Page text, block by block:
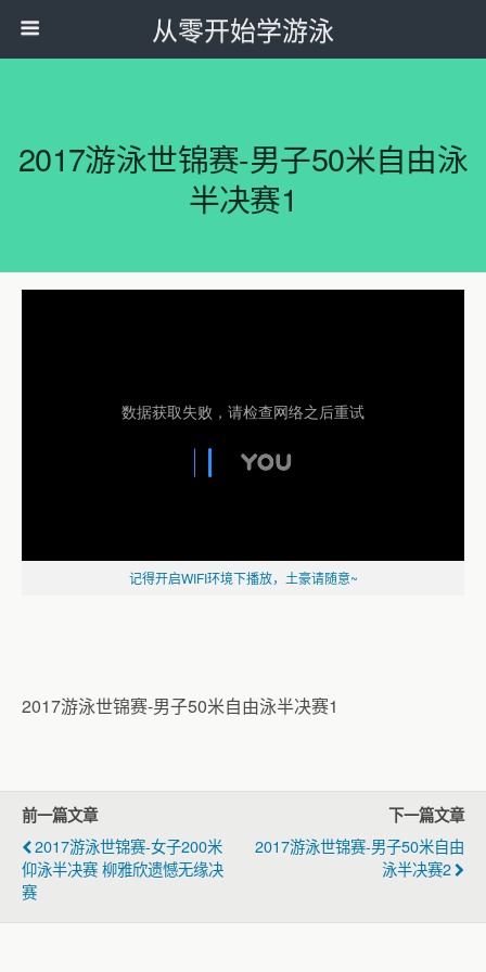
从零开始学游泳
2017游泳世锦赛-男子50米自由泳
半决赛1
记得开启WIFI环境下播放，土豪请随意~
2017游泳世锦赛-男子50米自由泳半决赛1
前一篇文章
2017游泳世锦赛-女子200米
仰泳半决赛 柳雅欣遗憾无缘决
赛
下一篇文章
2017游泳世锦赛-男子50米自由
泳半决赛2